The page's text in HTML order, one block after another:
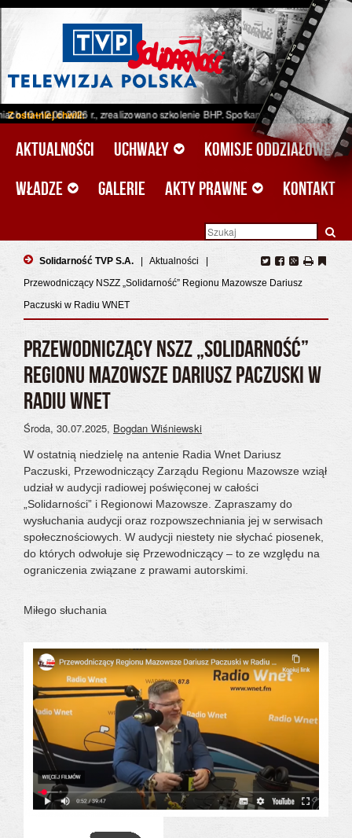
Z ostatniej chwili:
r., zrealizowano szkolenie BHP. Spotkanie odbyło się w ramach
Aktualności Uchwały
Komisje oddziałowe
Władze
Galerie Akty prawne Kontakt
Solidarność TVP S.A. Aktualności
Przewodniczący NSZZ „Solidarność” Regionu Mazowsze Dariusz
Paczuski w Radiu WNET
PRZEWODNICZĄCY NSZZ „SOLIDARNOŚĆ”
REGIONU MAZOWSZE DARIUSZ PACZUSKI W
RADIU WNET
Środa, 30.07.2025, Bogdan Wiśniewski
W ostatnią niedzielę na antenie Radia Wnet Dariusz
Paczuski, Przewodniczący Zarządu Regionu Mazowsze wziął
udział w audycji radiowej poświęconej w całości
„Solidarności” i Regionowi Mazowsze. Zapraszamy do
wysłuchania audycji oraz rozpowszechniania jej w serwisach
społecznościowych. W audycji niestety nie słychać piosenek,
do których odwołuje się Przewodniczący – to ze względu na
ograniczenia związane z prawami autorskimi.
Miłego słuchania